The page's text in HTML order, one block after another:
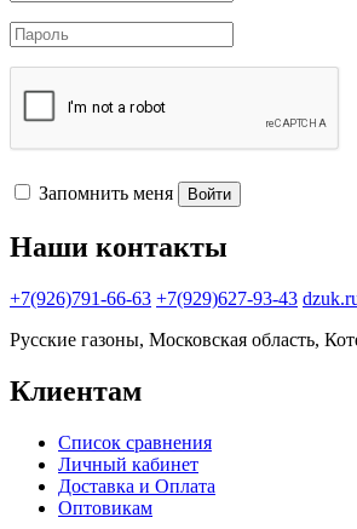
Запомнить меня Войти
Наши контакты
+7(926)791-66-63 +7(929)627-93-43
Русские газоны, Московская область,
Клиентам
Список сравнения
Личный кабинет
Доставка и Оплата
Оптовикам